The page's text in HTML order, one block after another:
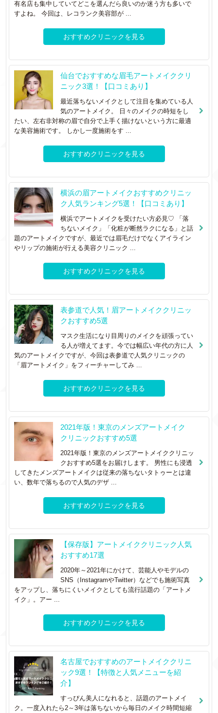
有名店も集中していてどこを選んだら良いのか迷う方も多いで
すよね。 今回は、レコランク美容部が ...
おすすめクリニックを見る
仙台でおすすめな眉毛アートメイククリ
ニック3選！【口コミあり】
最近落ちないメイクとして注目を集めている人
気のアートメイク。 日々のメイクの時短をし
たい、左右非対称の眉で自分で上手く描けないという方に最適
な美容施術です。 しかし一度施術をす ...
おすすめクリニックを見る
横浜の眉アートメイクおすすめクリニッ
ク人気ランキング5選！【口コミあり】
横浜でアートメイクを受けたい方必見♡ 「落
ちないメイク」「化粧が断然ラクになる」と話
題のアートメイクですが、最近では眉毛だけでなくアイライン
やリップの施術が行える美容クリニック ...
おすすめクリニックを見る
表参道で人気！眉アートメイククリニッ
クおすすめ5選
マスク生活になり目周りのメイクを頑張ってい
る人が増えてます。今では幅広い年代の方に人
気のアートメイクですが、今回は表参道で人気クリニックの
「眉アートメイク」をフィーチャーしてみ ...
おすすめクリニックを見る
2021年版！東京のメンズアートメイク
クリニックおすすめ5選
2021年版！東京のメンズアートメイククリニッ
クおすすめ5選をお届けします。 男性にも浸透
してきたメンズアートメイクは従来の落ちないタトゥーとは違
い、数年で落ちるので人気のデザ ...
おすすめクリニックを見る
【保存版】アートメイククリニック人気
おすすめ17選
2020年～2021年にかけて、芸能人やモデルの
SNS（InstagramやTwitter）などでも施術写真
をアップし、落ちにくいメイクとしても流行話題の「アートメ
イク」。アー ...
おすすめクリニックを見る
名古屋でおすすめのアートメイククリニ
ック9選！【特徴と人気メニューを紹
介】
すっぴん美人になれると、話題のアートメイ
ク。一度入れたら2～3年は落ちないから毎日のメイク時間短縮